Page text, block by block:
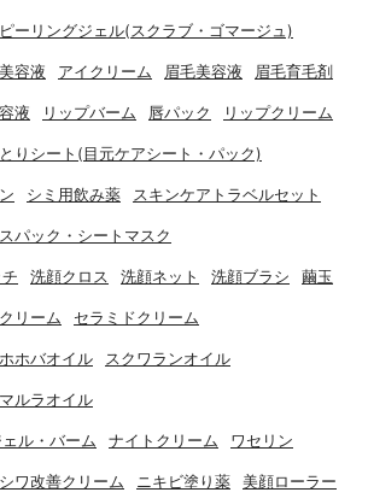
ピーリングジェル(スクラブ・ゴマージュ)
容液 アイクリーム 眉毛美容液 眉毛育毛剤
液 リップバーム 唇パック リップクリーム
りシート(目元ケアシート・パック)
シミ用飲み薬 スキンケアトラベルセット
パック・シートマスク
洗顔クロス 洗顔ネット 洗顔ブラシ 繭玉
リーム セラミドクリーム
ホホバオイル スクワランオイル
マルラオイル
ル・バーム ナイトクリーム ワセリン
シワ改善クリーム ニキビ塗り薬 美顔ローラー